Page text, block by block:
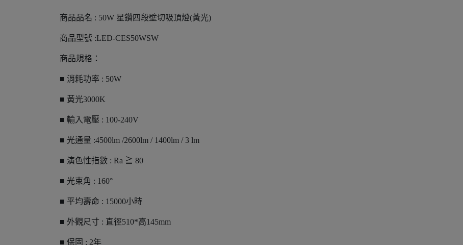
商品品名 : 50W 星鑽四段壁切吸頂燈(黃光)
商品型號 :LED-CES50WSW
商品規格：
■ 消耗功率 : 50W
■ 黃光3000K
■ 輸入電壓 : 100-240V
■ 光通量 :4500lm /2600lm / 1400lm / 3 lm
■ 演色性指數 : Ra ≧ 80
■ 光束角 : 160°
■ 平均壽命 : 15000小時
■ 外觀尺寸 : 直徑510*高145mm
■ 保固 : 2年